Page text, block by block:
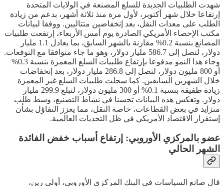
شهدت الطلبيات الجديدة للسلع المصنعة في الولايات المتحدة
إرتفاعا خلال شهر أكتوبر، لأول مرة منذ ثلاثة أشهر، بدعم من زيادة
الطلب على معدات النقل، بعد إنخفاضين متتاليين. ووفقا لبيانات
مكتب الإحصاء الأمريكي الصادرة يوم أمس الأربعاء، إرتفعت طلبيات
المصانع بنسبة 0.2% مقارنة بالشهر السابق، بما يعادل 1.1 مليار
دولار، لتصل إلى 586.7 مليار دولار، وهو ما جاء متوافقا مع التوقعات.
وجاء هذا النمو مدفوعا بإرتفاع طلبيات السلع المعمرة بنسبة 0.3%
أو 800 مليون دولار، لتصل إلى 286.8 مليار دولار، بعد إنخفاضات
خلال الشهرين السابقين. كما سجلت طلبيات السلع غير المعمرة
زيادة طفيفة بنسبة 0.1% أو 300 مليون دولار، لتبلغ 299.9 مليار
دولار. وتعكس هذه البيانات تحسنا في نشاط التصنيع، وسط طلب
متزايد في بعض القطاعات، خاصة النقل، مما يعزز التفاؤل بشأن
إستقرار الاقتصاد الأمريكي في ظل التحديات العالمية.
عضو بالمركزي الأوروبي: إرتفاع أسباب خفض الفائدة
الشهر الحالي
قال صانع السياسات في البنك المركزي الأوروبي، أولي رين،